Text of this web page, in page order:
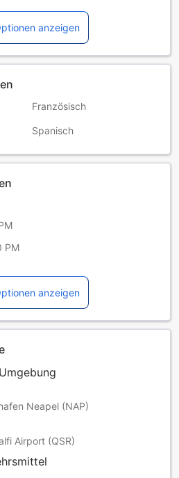
anzeigen
Französisch
Spanisch
PM
anzeigen
Neapel (NAP)
Airport (QSR)